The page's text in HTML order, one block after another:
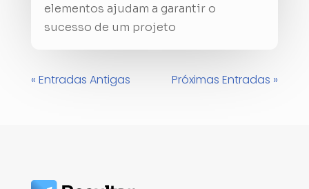
elementos ajudam a garantir o
sucesso de um projeto
« Entradas Antigas Próximas Entradas »